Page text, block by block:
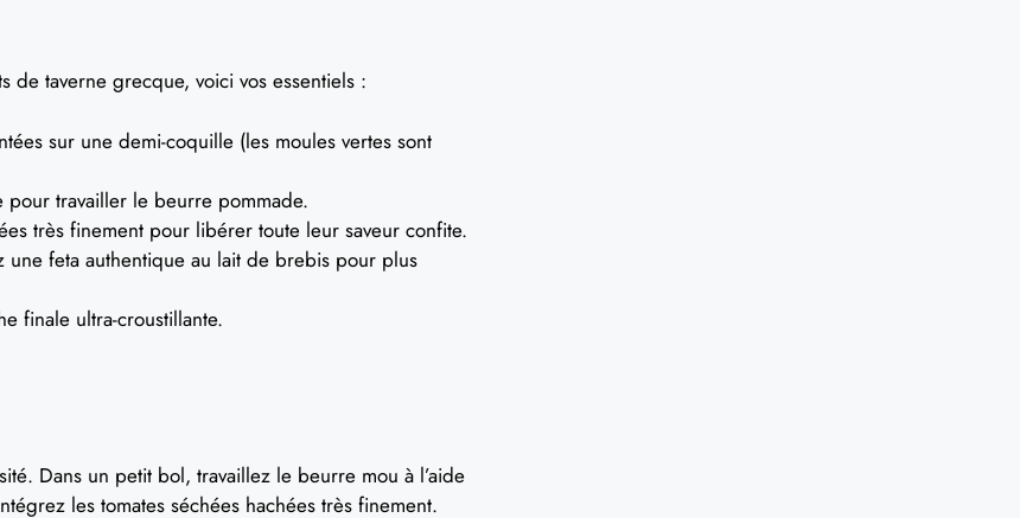
de taverne grecque, voici vos essentiels :
sur une demi-coquille (les moules vertes sont
pour travailler le beurre pommade.
très finement pour libérer toute leur saveur confite.
une feta authentique au lait de brebis pour plus
finale ultra-croustillante.
Dans un petit bol, travaillez le beurre mou à l’aide
les tomates séchées hachées très finement.